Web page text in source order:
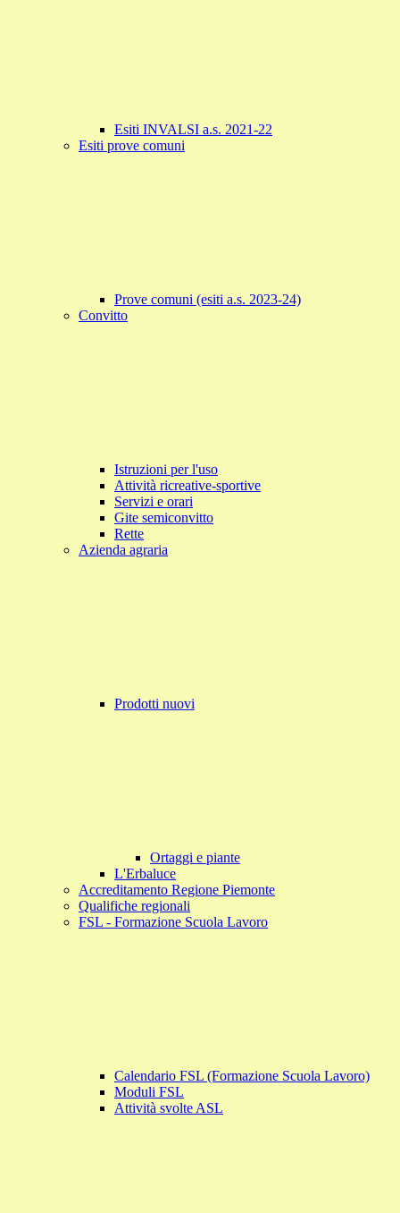
Esiti INVALSI a.s. 2021-22
Esiti prove comuni
Prove comuni (esiti a.s. 2023-24)
Convitto
Istruzioni per l'uso
Attività ricreative-sportive
Servizi e orari
Gite semiconvitto
Rette
Azienda agraria
Prodotti nuovi
Ortaggi e piante
L'Erbaluce
Accreditamento Regione Piemonte
Qualifiche regionali
FSL - Formazione Scuola Lavoro
Calendario FSL (Formazione Scuola Lavoro)
Moduli FSL
Attività svolte ASL